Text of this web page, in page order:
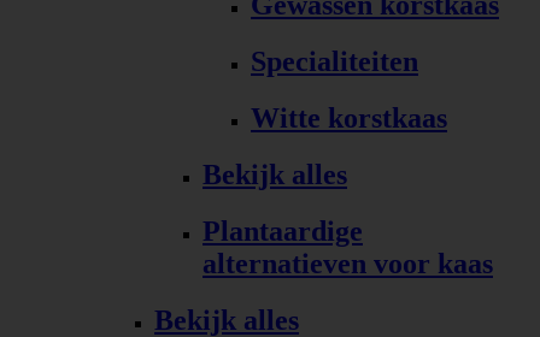
Specialiteiten
Witte korstkaas
Bekijk alles
Plantaardige
alternatieven voor kaas
Bekijk alles